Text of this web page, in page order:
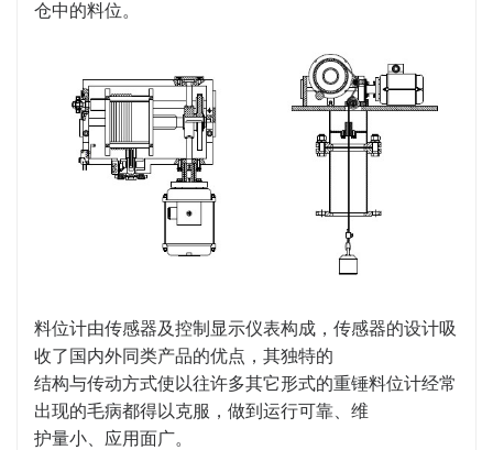
仓中的料位。
料位计由传感器及控制显示仪表构成，传感器的设计吸
收了国内外同类产品的优点，其独特的
结构与传动方式使以往许多其它形式的重锤料位计经常
出现的毛病都得以克服，做到运行可靠、维
护量小、应用面广。